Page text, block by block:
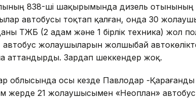
838-ші шақырымында дизель отынының
автобусы тоқтап қалған, онда 30
ТЖБ (2 адам және 1 бірлік техника) жол
автобус жолаушыларын жолшыбай
аттандырды. Зардап шеккендер жоқ.
облысында осы кезде Павлодар -Қарағанды
жерде 21 жолаушысымен «Неоплан»